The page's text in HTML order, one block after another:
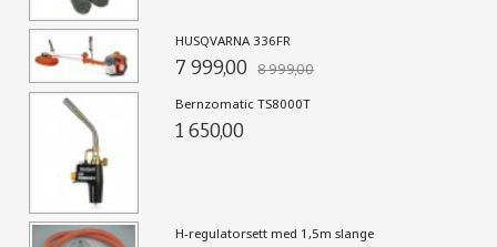
HUSQVARNA 336FR
7 999,00 8 999,00
Bernzomatic TS8000T
1 650,00
H-regulatorsett med 1,5m slange